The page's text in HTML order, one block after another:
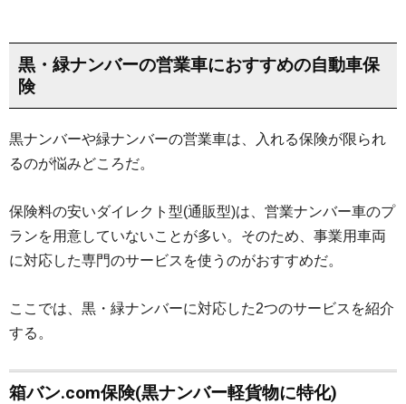
黒・緑ナンバーの営業車におすすめの自動車保
険
黒ナンバーや緑ナンバーの営業車は、入れる保険が限られ
るのが悩みどころだ。
保険料の安いダイレクト型(通販型)は、営業ナンバー車のプ
ランを用意していないことが多い。そのため、事業用車両
に対応した専門のサービスを使うのがおすすめだ。
ここでは、黒・緑ナンバーに対応した2つのサービスを紹介
する。
箱バン.com保険(黒ナンバー軽貨物に特化)